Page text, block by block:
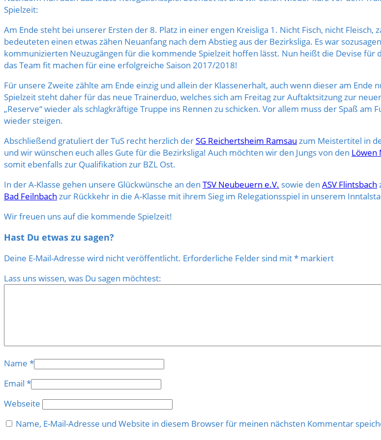
Spielzeit:
Am Ende steht bei unserer Ersten der 8. Platz in einer engen Kreisliga 1. Nicht Fisch, nicht
bedeuteten einen etwas zähen Neuanfang nach dem Abstieg aus der Bezirksliga. Es war sozusa
kommunizierten Neuzugängen für die kommende Spielzeit hoffen lässt. Nun heißt die Devise
das Team fit machen für eine erfolgreiche Saison 2017/2018!
Für unsere Zweite zählte am Ende einzig und allein der Klassenerhalt, auch wenn dieser am
Spielzeit steht daher für das neue Trainerduo, welches sich am Freitag zur Auftaktsitzung zur
„Reserve“ wieder als schlagkräftige Truppe ins Rennen zu schicken. Vor allem muss der Spaß
wieder steigen.
Abschließend gratuliert der TuS recht herzlich derSG Reichertsheim Ramsau zum Meistertitel in
und wir wünschen euch alles Gute für die Bezirksliga! Auch möchten wir den Jungs von den Löwen
somit ebenfalls zur Qualifikation zur BZL Ost.
In der A-Klasse gehen unsere Glückwünsche an den TSV Neubeuern e.V. sowie den ASV Flintsbach
Bad Feilnbach zur Rückkehr in die A-Klasse mit ihrem Sieg im Relegationsspiel in unserem
Wir freuen uns auf die kommende Spielzeit!
Hast Du etwas zu sagen?
Deine E-Mail-Adresse wird nicht veröffentlicht. Erforderliche Felder sind mit* markiert
Lass uns wissen, was Du sagen möchtest:
Name *
Email *
Webseite
Name, E-Mail-Adresse und Website in diesem Browser für meinen nächsten Kommentar